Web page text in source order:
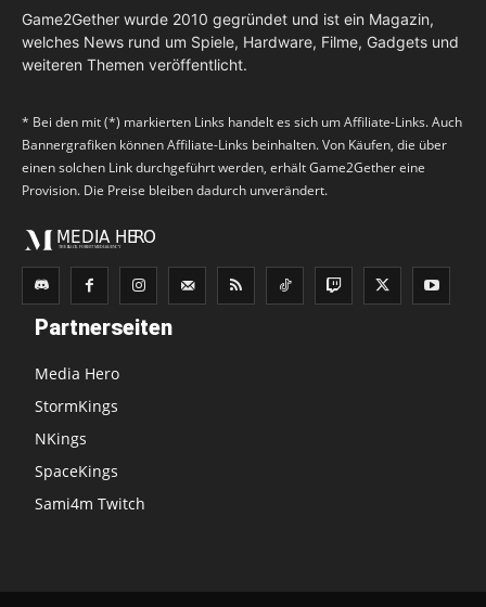
Game2Gether wurde 2010 gegründet und ist ein Magazin,
welches News rund um Spiele, Hardware, Filme, Gadgets und
weiteren Themen veröffentlicht.
* Bei den mit (*) markierten Links handelt es sich um Affiliate-Links. Auch
Bannergrafiken können Affiliate-Links beinhalten. Von Käufen, die über
einen solchen Link durchgeführt werden, erhält Game2Gether eine
Provision. Die Preise bleiben dadurch unverändert.
Partnerseiten
Media Hero
StormKings
NKings
SpaceKings
Sami4m Twitch